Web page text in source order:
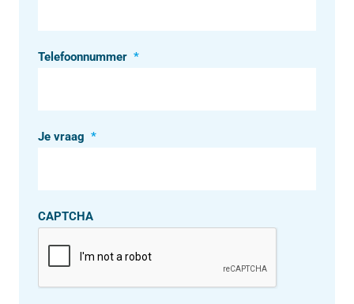
Telefoonnummer *
Je vraag *
CAPTCHA